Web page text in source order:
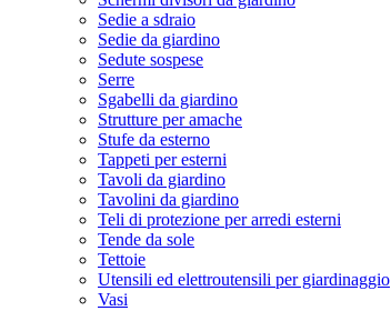
Sedie a sdraio
Sedie da giardino
Sedute sospese
Serre
Sgabelli da giardino
Strutture per amache
Stufe da esterno
Tappeti per esterni
Tavoli da giardino
Tavolini da giardino
Teli di protezione per arredi esterni
Tende da sole
Tettoie
Utensili ed elettroutensili per giardinaggio
Vasi